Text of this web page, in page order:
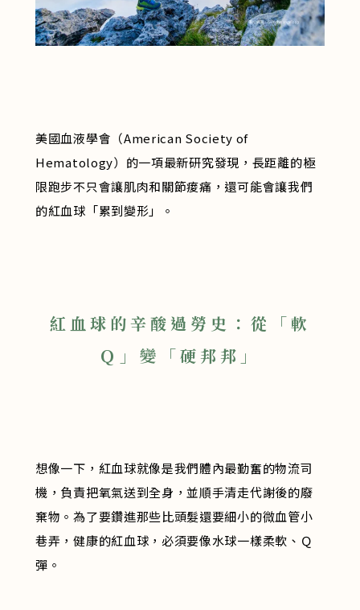
美國血液學會（American Society of
Hematology）的一項最新研究發現，長距離的極
限跑步不只會讓肌肉和關節痠痛，還可能會讓我們
的紅血球「累到變形」。
紅血球的辛酸過勞史：從「軟
Ｑ」變「硬邦邦」
想像一下，紅血球就像是我們體內最勤奮的物流司
機，負責把氧氣送到全身，並順手清走代謝後的廢
棄物。為了要鑽進那些比頭髮還要細小的微血管小
巷弄，健康的紅血球，必須要像水球一樣柔軟、Ｑ
彈。